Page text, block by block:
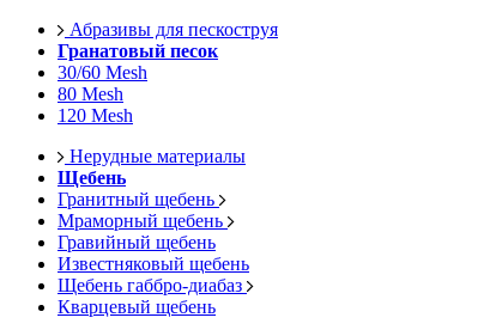
Абразивы для пескоструя
Гранатовый песок
30/60 Mesh
80 Mesh
120 Mesh
Нерудные материалы
Щебень
Гранитный щебень
Мраморный щебень
Гравийный щебень
Известняковый щебень
Щебень габбро-диабаз
Кварцевый щебень